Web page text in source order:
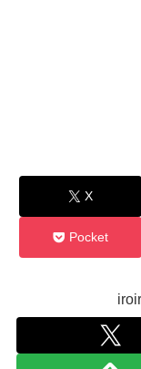
X
Pocket